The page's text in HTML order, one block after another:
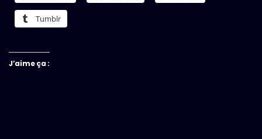
Tumblr
J’aime ça :